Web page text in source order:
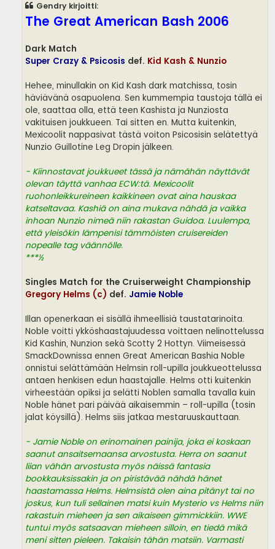
Gendry kirjoitti:
The Great American Bash 2006
Dark Match
Super Crazy & Psicosis def. Kid Kash & Nunzio
Hehee, minullakin on Kid Kash dark matchissa, tosin
häviävänä osapuolena. Sen kummempia taustoja tällä ei
ole, saattaa olla, että teen Kashista ja Nunziosta
vakituisen joukkueen. Tai sitten en. Mutta kuitenkin,
Mexicoolit nappasivat tästä voiton Psicosisin selätettyä
Nunzio Guillotine Leg Dropin jälkeen.
- Kiinnostavat joukkueet tässä ja nämähän näyttävät
olevan täyttä vanhaa ECW:tä. Mexicoolit
ruohonleikkureineen kaikkineen ovat aina hauskaa
katseltavaa. Kashiä on aina mukava nähdä ja vaikka
inhoan Nunzio nimeä niin rakastan Guidoa. Luulempa,
että yleisökin lämpenisi tämmöisten cruisereiden
nopealle tag väännölle.
***½
Singles Match for the Cruiserweight Championship
Gregory Helms (c) def. Jamie Noble
Illan openerkaan ei sisällä ihmeellisiä taustatarinoita.
Noble voitti ykköshaastajuudessa voittaen nelinottelussa
Kid Kashin, Nunzion sekä Scotty 2 Hottyn. Viimeisessä
SmackDownissa ennen Great American Bashia Noble
onnistui selättämään Helmsin roll-upilla joukkueottelussa
antaen henkisen edun haastajalle. Helms otti kuitenkin
virheestään opiksi ja selätti Noblen samalla tavalla kuin
Noble hänet pari päivää aikaisemmin – roll-upilla (tosin
jalat köysillä). Helms siis jatkaa mestaruuskauttaan.
- Jamie Noble on erinomainen painija, joka ei koskaan
saanut ansaitsemaansa arvostusta. Herra on saanut
liian vähän arvostusta myös näissä fantasia
bookkauksissakin ja on piristävää nähdä hänet
haastamassa Helms. Helmsistä olen aina pitänyt tai no
joskus, kun tuli sellainen matsi kuin Mysterio vs Helms niin
rakastuin mieheen ja sen aikaiseen gimmickkiin. WWE
tuntui myös satsaavan mieheen silloin, en tiedä mikä
meni sitten pieleen. Takaisin tähän matsiin. Varmasti